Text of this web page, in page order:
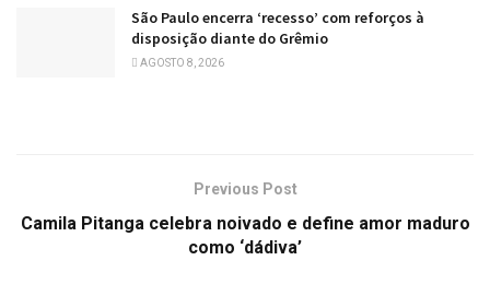
São Paulo encerra ‘recesso’ com reforços à
disposição diante do Grêmio
AGOSTO 8, 2026
Previous Post
Camila Pitanga celebra noivado e define amor maduro
como ‘dádiva’